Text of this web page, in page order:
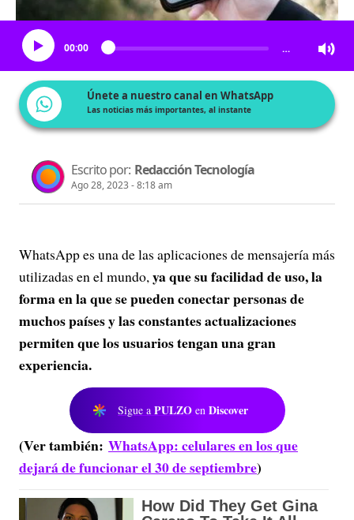
Escucha el artículo
00:00 …
Únete a nuestro canal en WhatsApp
Las noticias más importantes, al instante
Escrito por: Redacción Tecnología
Ago 28, 2023 - 8:18 am
WhatsApp es una de las aplicaciones de mensajería más
utilizadas en el mundo,ya que su facilidad de uso, la
forma en la que se pueden conectar personas de
muchos países y las constantes actualizaciones
permiten que los usuarios tengan una gran
experiencia.
Sigue a PULZO en Discover
(Ver también: WhatsApp: celulares en los que
dejará de funcionar el 30 de septiembre)